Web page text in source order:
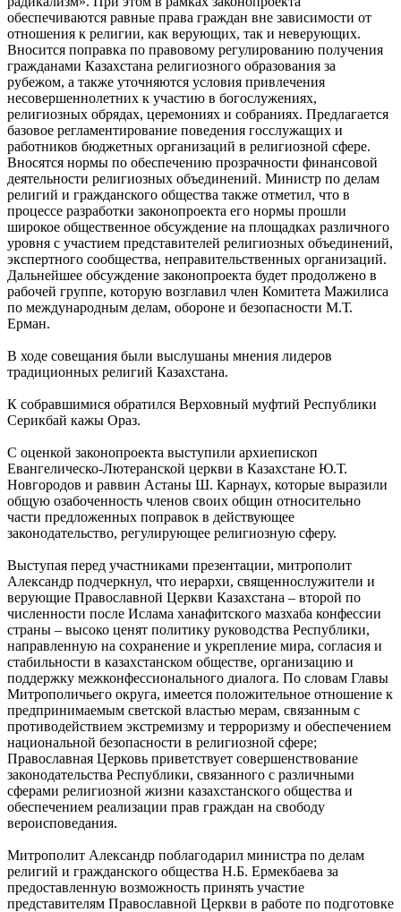
обеспечиваются равные права граждан вне зависимости от
отношения к религии, как верующих, так и неверующих.
Вносится поправка по правовому регулированию получения
гражданами Казахстана религиозного образования за
рубежом, а также уточняются условия привлечения
несовершеннолетних к участию в богослужениях,
религиозных обрядах, церемониях и собраниях. Предлагается
базовое регламентирование поведения госслужащих и
работников бюджетных организаций в религиозной сфере.
Вносятся нормы по обеспечению прозрачности финансовой
деятельности религиозных объединений. Министр по делам
религий и гражданского общества также отметил, что в
процессе разработки законопроекта его нормы прошли
широкое общественное обсуждение на площадках различного
уровня с участием представителей религиозных объединений,
экспертного сообщества, неправительственных организаций.
Дальнейшее обсуждение законопроекта будет продолжено в
рабочей группе, которую возглавил член Комитета Мажилиса
по международным делам, обороне и безопасности М.Т.
Ерман.
В ходе совещания были выслушаны мнения лидеров
традиционных религий Казахстана.
К собравшимися обратился Верховный муфтий Республики
Серикбай кажы Ораз.
С оценкой законопроекта выступили архиепископ
Евангелическо-Лютеранской церкви в Казахстане Ю.Т.
Новгородов и раввин Астаны Ш. Карнаух, которые выразили
общую озабоченность членов своих общин относительно
части предложенных поправок в действующее
законодательство, регулирующее религиозную сферу.
Выступая перед участниками презентации, митрополит
Александр подчеркнул, что иерархи, священнослужители и
верующие Православной Церкви Казахстана – второй по
численности после Ислама ханафитского мазхаба конфессии
страны – высоко ценят политику руководства Республики,
направленную на сохранение и укрепление мира, согласия и
стабильности в казахстанском обществе, организацию и
поддержку межконфессионального диалога. По словам Главы
Митрополичьего округа, имеется положительное отношение к
предпринимаемым светской властью мерам, связанным с
противодействием экстремизму и терроризму и обеспечением
национальной безопасности в религиозной сфере;
Православная Церковь приветствует совершенствование
законодательства Республики, связанного с различными
сферами религиозной жизни казахстанского общества и
обеспечением реализации прав граждан на свободу
вероисповедания.
Митрополит Александр поблагодарил министра по делам
религий и гражданского общества Н.Б. Ермекбаева за
предоставленную возможность принять участие
представителям Православной Церкви в работе по подготовке